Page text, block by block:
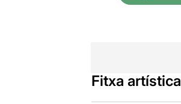
Fitxa artística